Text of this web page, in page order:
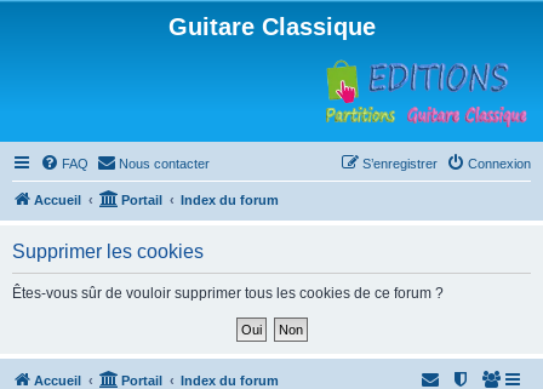
Guitare Classique
FAQ Nous contacter Connexion
S’enregistrer
Accueil Portail Index du forum
Supprimer les cookies
Êtes-vous sûr de vouloir supprimer tous les cookies de ce forum ?
Accueil Portail Index du forum